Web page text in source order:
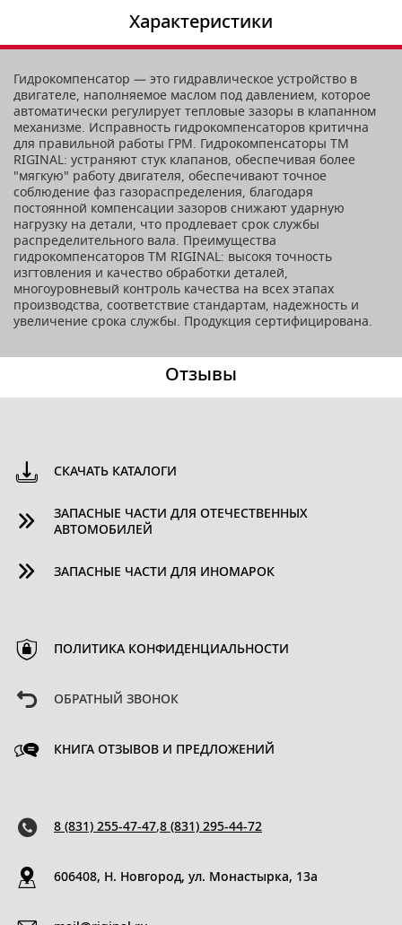
Характеристики
Гидрокомпенсатор — это гидравлическое устройство в
двигателе, наполняемое маслом под давлением, которое
автоматически регулирует тепловые зазоры в клапанном
механизме. Исправность гидрокомпенсаторов критична
для правильной работы ГРМ. Гидрокомпенсаторы ТМ
RIGINAL: устраняют стук клапанов, обеспечивая более
"мягкую" работу двигателя, обеспечивают точное
соблюдение фаз газораспределения, благодаря
постоянной компенсации зазоров снижают ударную
нагрузку на детали, что продлевает срок службы
распределительного вала. Преимущества
гидрокомпенсаторов ТМ RIGINAL: высокя точность
изгтовления и качество обработки деталей,
многоуровневый контроль качества на всех этапах
производства, соответствие стандартам, надежность и
увеличение срока службы. Продукция сертифицирована.
Отзывы
СКАЧАТЬ КАТАЛОГИ
ЗАПАСНЫЕ ЧАСТИ ДЛЯ ОТЕЧЕСТВЕННЫХ
АВТОМОБИЛЕЙ
ЗАПАСНЫЕ ЧАСТИ ДЛЯ ИНОМАРОК
ПОЛИТИКА КОНФИДЕНЦИАЛЬНОСТИ
ОБРАТНЫЙ ЗВОНОК
КНИГА ОТЗЫВОВ И ПРЕДЛОЖЕНИЙ
8 (831) 255-47-47,8 (831) 295-44-72
606408, Н. Новгород, ул. Монастырка, 13a